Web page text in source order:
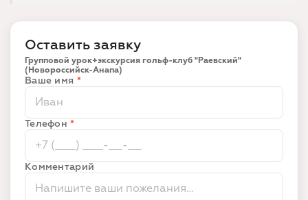
Оставить заявку
Групповой урок+экскурсия гольф-клуб "Раевский"
(Новороссийск-Анапа)
Ваше имя *
Телефон*
Комментарий